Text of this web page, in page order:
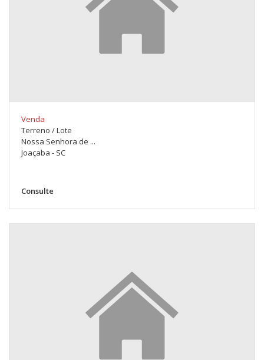
Venda
Terreno / Lote
Nossa Senhora de ...
Joaçaba - SC
Consulte